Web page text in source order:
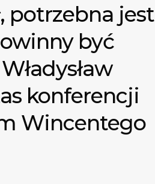
potrzebna jest
być
konferencji
Wincentego